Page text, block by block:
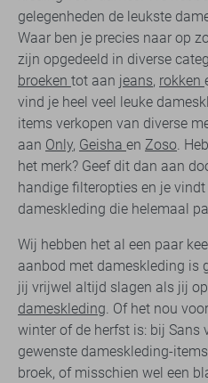
gelegenheden de leukste
Waar ben je precies naar op
zijn opgedeeld in diverse
broeken tot aan jeans, rokken
vind je heel veel leuke
items verkopen van diverse
aan Only, Geisha en Zoso.
het merk? Geef dit dan aan
handige filteropties en je
dameskleding die helemaal
Wij hebben het al een paar
aanbod met dameskleding is
jij vrijwel altijd slagen als jij
dameskleding. Of het nou
winter of de herfst is: bij
gewenste dameskleding-
broek, of misschien wel een